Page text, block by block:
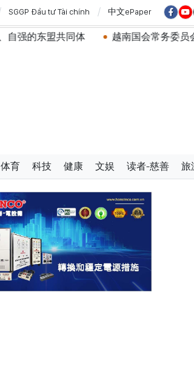
SGGP Đầu tư Tài chính 中文ePaper
越南国会常务委员会会议：提交国会审议
体育 科技 健康 文娱 读者-慈善 旅